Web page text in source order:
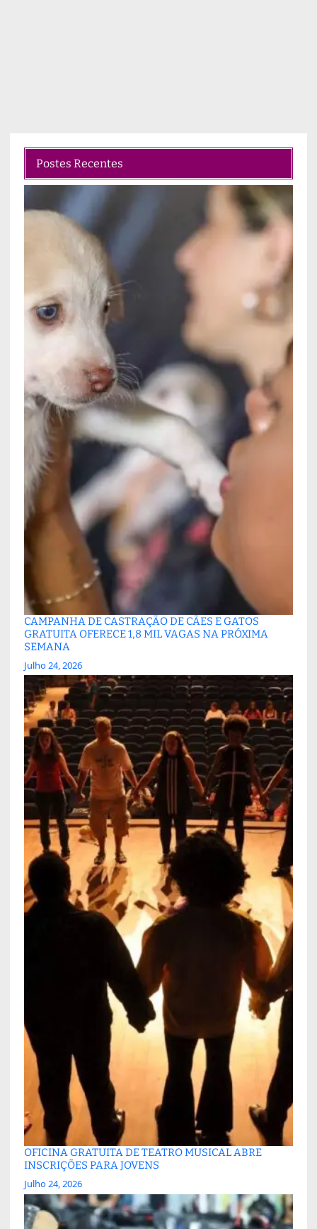
Postes Recentes
CAMPANHA DE CASTRAÇÃO DE CÃES E GATOS
GRATUITA OFERECE 1,8 MIL VAGAS NA PRÓXIMA
SEMANA
Julho 24, 2026
OFICINA GRATUITA DE TEATRO MUSICAL ABRE
INSCRIÇÕES PARA JOVENS
Julho 24, 2026